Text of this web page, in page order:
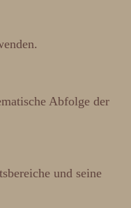
Abfolge der
und seine